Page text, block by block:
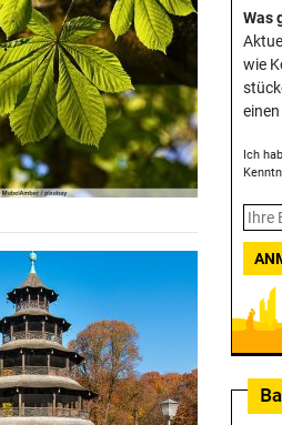
Was
wie
Ich